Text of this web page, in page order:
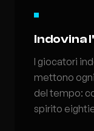
Indovina
I giocatori
mettono
del tempo:
spirito